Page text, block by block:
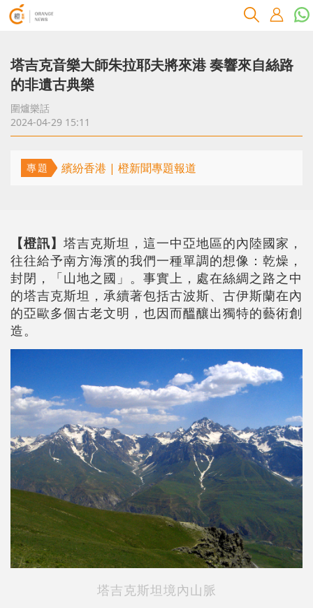
塔吉克音樂大師朱拉耶夫將來港 奏響來自絲路
的非遺古典樂
圍爐樂話
2024-04-29 15:11
專題 繽紛香港 | 橙新聞專題報道
【橙訊】 塔吉克斯坦，這一中亞地區的內陸國家，
往往給予南方海濱的我們一種單調的想像：乾燥，
封閉，「山地之國」。事實上，處在絲綢之路之中
的塔吉克斯坦，承續著包括古波斯、古伊斯蘭在內
的亞歐多個古老文明，也因而醞釀出獨特的藝術創
造。
塔吉克斯坦境內山脈